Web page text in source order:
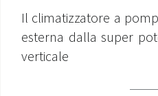
Il climatizzatore a
esterna dalla super
verticale